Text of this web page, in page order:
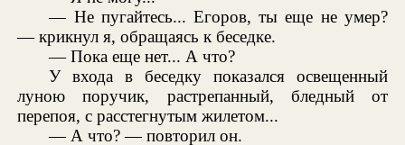
— Не пугайтесь... Егоров, ты еще не умер?
— крикнул я, обращаясь к беседке.
— Пока еще нет... А что?
У входа в беседку показался освещенный
луною поручик, растрепанный, бледный от
перепоя, с расстегнутым жилетом...
— А что? — повторил он.